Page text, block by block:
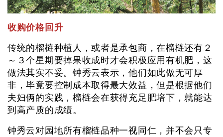
收购价格回升
传统的榴梿种植人，或者是承包商，在榴梿还有２
～３个星期要掉果收成时才会积极应用有机肥，这
做法其实不妥。钟秀云表示，他们如此做无可厚
非，毕竟要控制成本取得最大效益，但是根据他们
夫妇俩的实践，榴梿会在获得充足肥培下，就能达
到高产质的成绩。
钟秀云对园地所有榴梿品种一视同仁，并不会只专